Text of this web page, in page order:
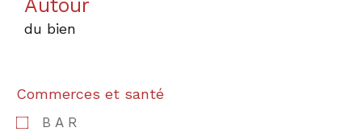
Autour
du bien
Commerces et santé
BAR